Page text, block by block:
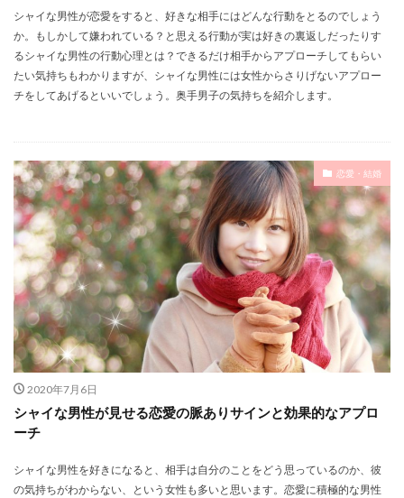
シャイな男性が恋愛をすると、好きな相手にはどんな行動をとるのでしょう
か。もしかして嫌われている？と思える行動が実は好きの裏返しだったりす
るシャイな男性の行動心理とは？できるだけ相手からアプローチしてもらい
たい気持ちもわかりますが、シャイな男性には女性からさりげないアプロー
チをしてあげるといいでしょう。奥手男子の気持ちを紹介します。
恋愛・結婚
2020年7月6日
シャイな男性が見せる恋愛の脈ありサインと効果的なアプロ
ーチ
シャイな男性を好きになると、相手は自分のことをどう思っているのか、彼
の気持ちがわからない、という女性も多いと思います。恋愛に積極的な男性